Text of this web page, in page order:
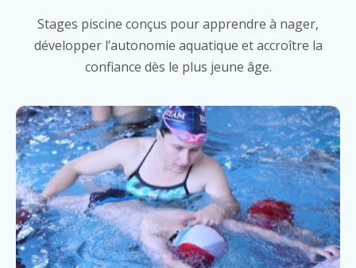
Stages piscine conçus pour apprendre à nager,
développer l’autonomie aquatique et accroître la
confiance dès le plus jeune âge.